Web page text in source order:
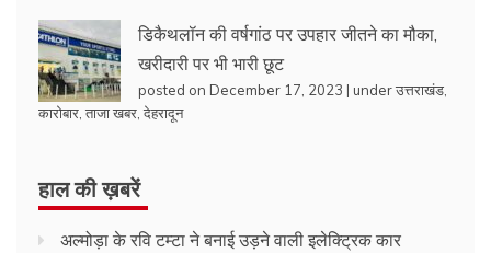
डिकैथलॉन की वर्षगांठ पर उपहार जीतने का मौका,
खरीदारी पर भी भारी छूट
posted on December 17, 2023 | underउत्तराखंड
कारोबार ताजा खबर देहरादून
हाल की ख़बरें
अल्मोड़ा के रवि टम्टा ने बनाई उड़ने वाली इलेक्ट्रिक कार